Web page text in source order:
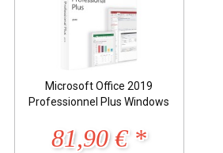
Microsoft Office 2019
Professionnel Plus Windows
81,90 € *